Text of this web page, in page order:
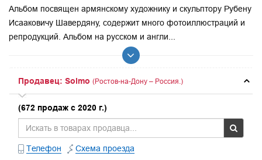
Альбом посвящен армянскому художнику и скульптору Рубену
Исааковичу Шавердяну, содержит много фотоиллюстраций и
репродукций. Альбом на русском и англи...
Продавец: Solmo (Ростов-на-Дону – Россия.)
(672 продаж с 2020 г.)
Телефон Схема проезда